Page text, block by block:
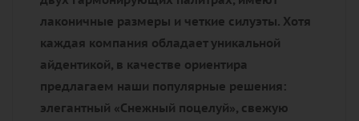
лаконичные размеры и четкие силуэты. Хотя
каждая компания обладает уникальной
айдентикой, в качестве ориентира
предлагаем наши популярные решения:
элегантный «Снежный поцелуй», свежую